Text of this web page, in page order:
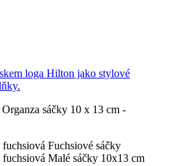
Organza sáčky 10 x 13 cm -